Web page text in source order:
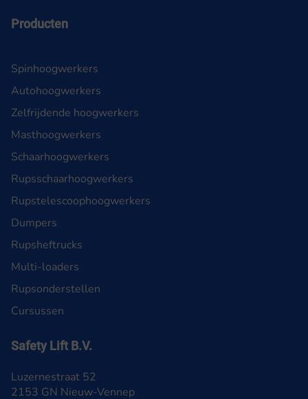
Safety Lift B.V.
Luzernestraat 52
2153 GN Nieuw-Vennep
Producten
Spinhoogwerkers
Autohoogwerkers
Zelfrijdende hoogwerkers
Masthoogwerkers
Schaarhoogwerkers
Rupsschaarhoogwerkers
Rupstelescoophoogwerkers
Dumpers
Rupsheftrucks
Multi-loaders
Rupsonderstellen
Cursussen